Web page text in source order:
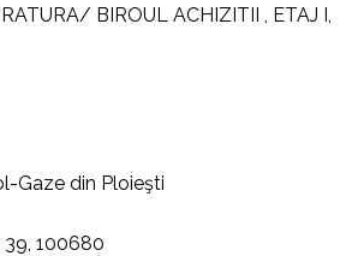
BIROUL ACHIZITII , ETAJ I,
Gaze din Ploieşti
39, 100680